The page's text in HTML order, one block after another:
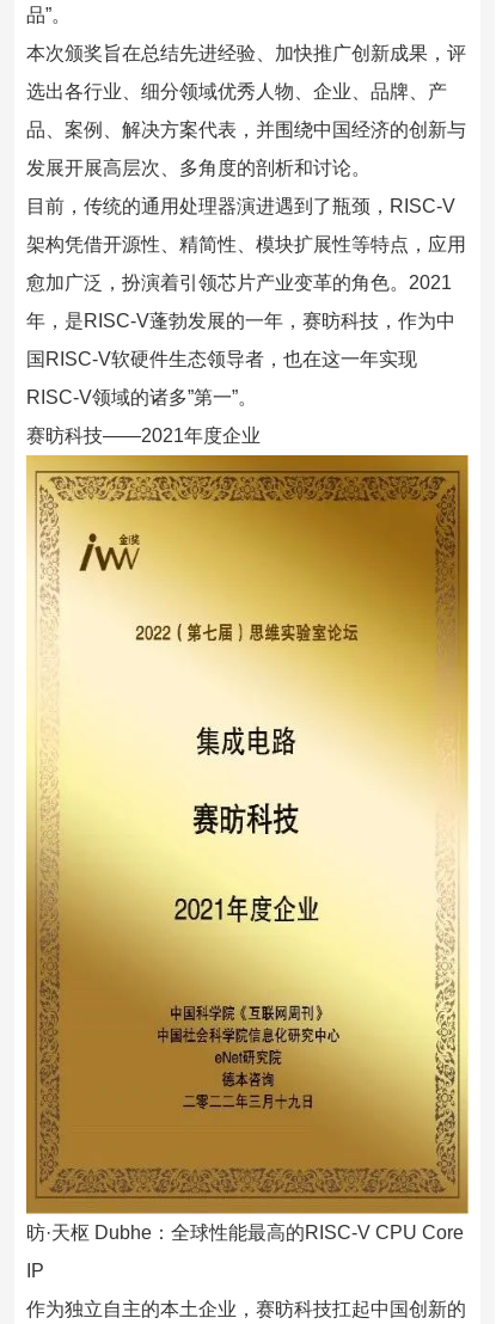
品”。
本次颁奖旨在总结先进经验、加快推广创新成果，评
选出各行业、细分领域优秀人物、企业、品牌、产
品、案例、解决方案代表，并围绕中国经济的创新与
发展开展高层次、多角度的剖析和讨论。
目前，传统的通用处理器演进遇到了瓶颈，RISC-V
架构凭借开源性、精简性、模块扩展性等特点，应用
愈加广泛，扮演着引领芯片产业变革的角色。2021
年，是RISC-V蓬勃发展的一年，赛昉科技，作为中
国RISC-V软硬件生态领导者，也在这一年实现
RISC-V领域的诸多”第一”。
赛昉科技——2021年度企业
昉·天枢 Dubhe：全球性能最高的RISC-V CPU Core
IP
作为独立自主的本土企业，赛昉科技扛起中国创新的